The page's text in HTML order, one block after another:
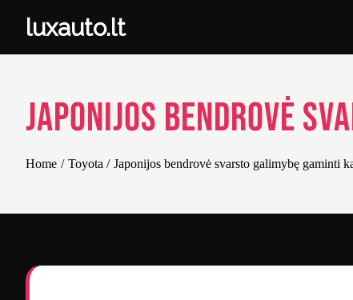
luxauto.lt
Japonijos bendrovė
Home Toyota Japonijos bendrovė svarsto galimybę gaminti